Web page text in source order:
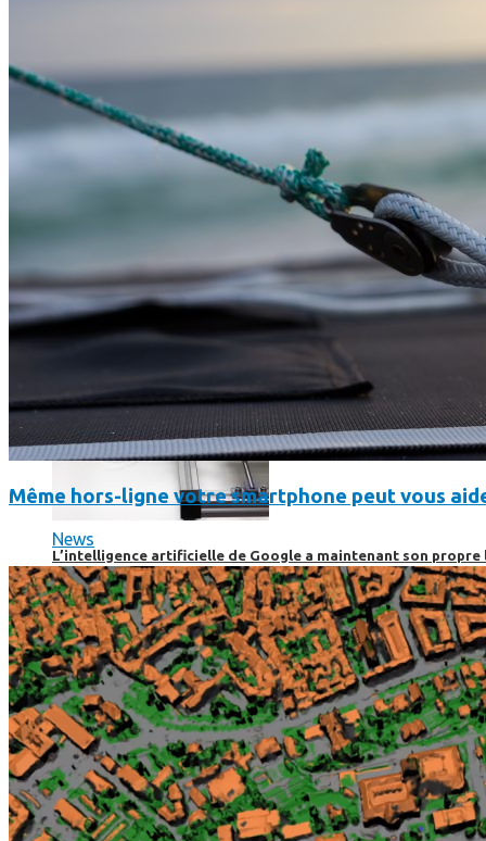
Science
Science
La science-fiction, c’est du passé, la bioimpression de peau
L’intelligence artificielle de Google a maintenant son propre
Même hors-ligne votre smartphone peut vous
News